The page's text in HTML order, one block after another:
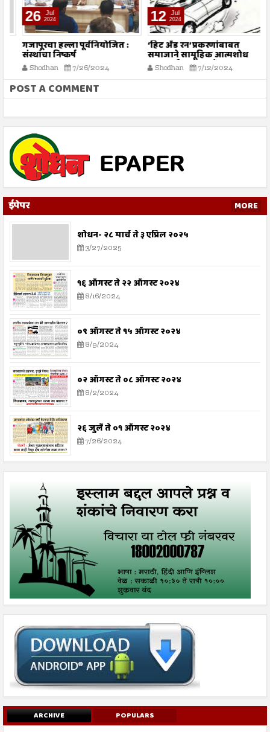
26 Jul
2024
गजापूरचा हल्ला पूर्वनियोजित :
संस्थांचा निष्कर्ष
Shodhan 7/26/2024
12 Jul
2024
‘हिट अँड रन’ प्रकरणांबाबत
समाजाने सामूहिक आत्मशोध
करण्याची गरज - मौलाना
इलियास खान फलाही
Shodhan 7/12/2024
POST A COMMENT
ईपेपर MORE
शोधन- २८ मार्च ते ३ एप्रिल २०२५
3/27/2025
१६ ऑगस्ट ते २२ ऑगस्ट २०२४
8/16/2024
०९ ऑगस्ट ते १५ ऑगस्ट २०२४
8/9/2024
०२ ऑगस्ट ते ०८ ऑगस्ट २०२४
8/2/2024
२६ जुलै ते ०१ ऑगस्ट २०२४
7/26/2024
ARCHIVE POPULARS